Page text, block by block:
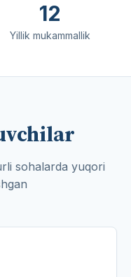
12
Yillik mukammallik
sohalarda yuqori